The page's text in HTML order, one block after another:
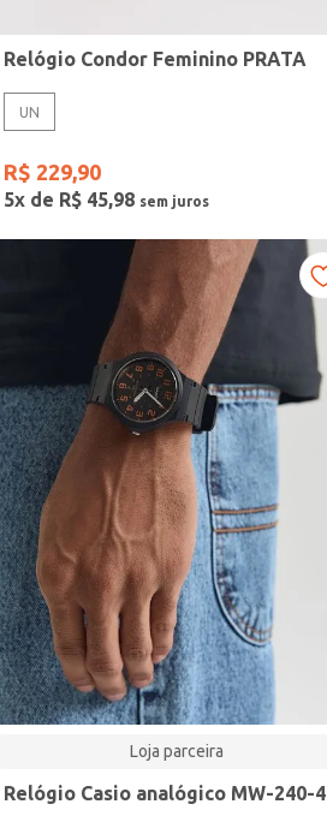
Relógio Condor Feminino PRATA
UN
R$ 229,90
5x de R$ 45,98
Loja parceira